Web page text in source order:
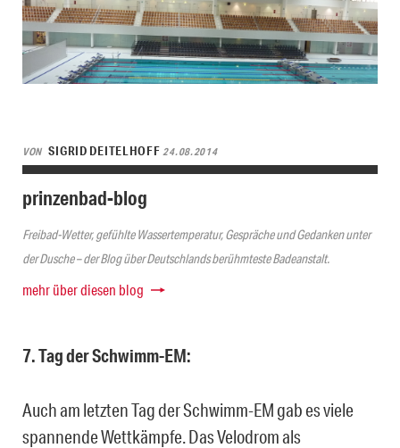
VON SIGRID DEITELHOFF24.08.2014
prinzenbad-blog
Freibad-Wetter, gefühlte Wassertemperatur, Gespräche und Gedanken unter
der Dusche – der Blog über Deutschlands berühmteste Badeanstalt.
mehr über diesen blog
7. Tag der Schwimm-EM:
Auch am letzten Tag der Schwimm-EM gab es viele
spannende Wettkämpfe. Das Velodrom als